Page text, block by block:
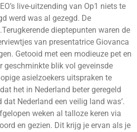
live-uitzending van Op1 niets te
werd was al gezegd. De
dieptepunten waren de
van presentatrice Giovanca
Getooid met een modieuze pet en
geschminkte blik vol geveinsde
asielzoekers uitspraken te
het in Nederland beter geregeld
dat Nederland een veilig land was’.
weken al talloze keren via
en gezien. Dit krijg je ervan als je